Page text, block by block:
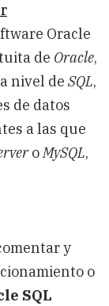
Oracle
de Oracle,
nivel de SQL,
de datos
a las que
oMySQL,
y
o
SQL